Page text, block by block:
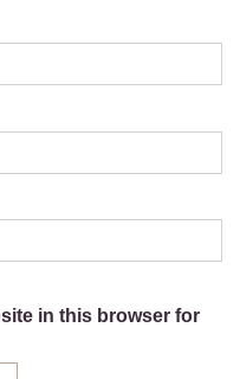
in this browser for